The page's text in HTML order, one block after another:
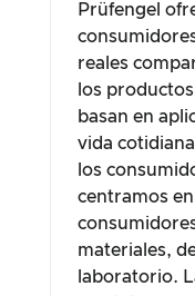
Prüfengel
reales
los
basan en
vida
los
centramos
materiales,
laboratorio.